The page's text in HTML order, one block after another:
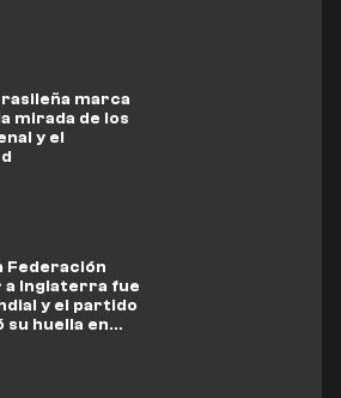
marca
mirada de los
y el
Federación
Inglaterra fue
y el partido
huella en